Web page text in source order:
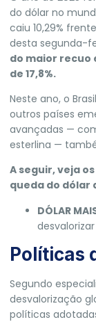
do dólar no
caiu 10,29%
desta segunda-
do maior recuo
de 17,8%.
Neste ano, o
outros países
avançadas —
esterlina —
A seguir, veja
queda do dólar
DÓLAR
Políticas
Segundo
desvalorização
políticas